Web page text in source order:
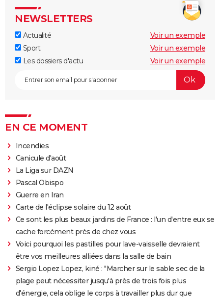
NEWSLETTERS
Actualité
Voir un exemple
Sport
Voir un exemple
Les dossiers d'actu
Voir un exemple
EN CE MOMENT
Incendies
Canicule d'août
La Liga sur DAZN
Pascal Obispo
Guerre en Iran
Carte de l'éclipse solaire du 12 août
Ce sont les plus beaux jardins de France : l'un d'entre eux se
cache forcément près de chez vous
Voici pourquoi les pastilles pour lave-vaisselle devraient
être vos meilleures alliées dans la salle de bain
Sergio Lopez Lopez, kiné : "Marcher sur le sable sec de la
plage peut nécessiter jusqu'à près de trois fois plus
d'énergie, cela oblige le corps à travailler plus dur que